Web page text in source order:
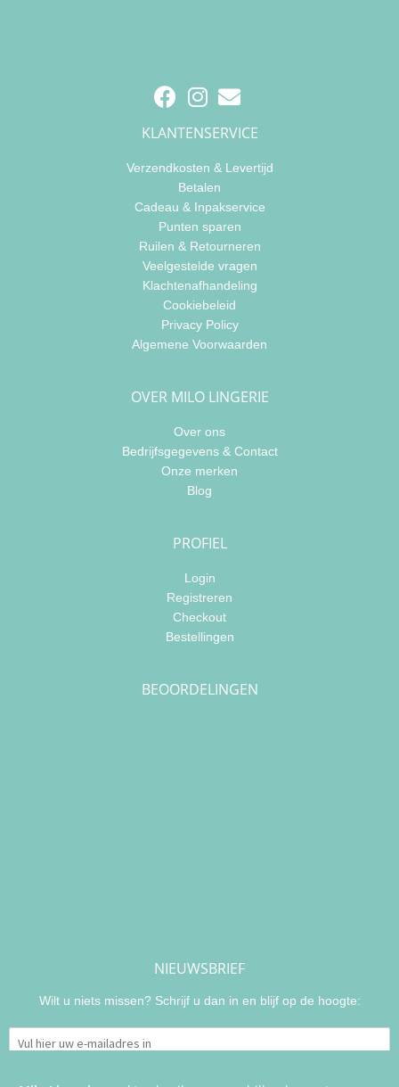
KLANTENSERVICE
Verzendkosten & Levertijd
Betalen
Cadeau & Inpakservice
Punten sparen
Ruilen & Retourneren
Veelgestelde vragen
Klachtenafhandeling
Cookiebeleid
Privacy Policy
Algemene Voorwaarden
OVER MILO LINGERIE
Over ons
Bedrijfsgegevens & Contact
Onze merken
Blog
PROFIEL
Login
Registreren
Checkout
Bestellingen
BEOORDELINGEN
NIEUWSBRIEF
Wilt u niets missen? Schrijf u dan in en blijf op de hoogte: